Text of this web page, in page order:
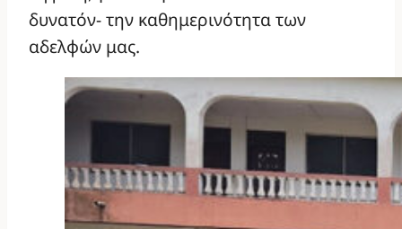
δυνατόν- την καθημερινότητα των
αδελφών μας.